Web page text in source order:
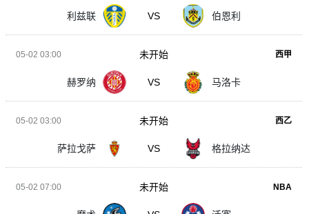
利兹联 VS 伯恩利
05-02 03:00 西甲
赫罗纳 VS 马洛卡
未开始
05-02 03:00 西乙
萨拉戈萨 VS 格拉纳达
未开始
05-02 07:00 NBA
未开始